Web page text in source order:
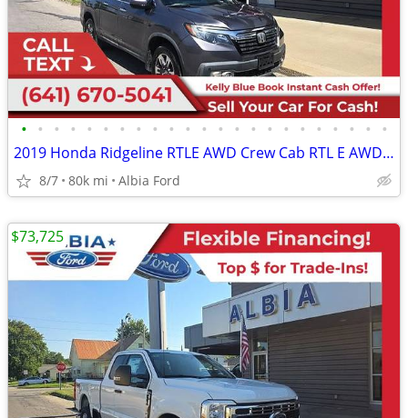
• • • • • • • • • • • • • • • • • • • • • • •
2019 Honda Ridgeline RTLE AWD Crew Cab RTL E AWD Crew Cab RTL-E AWD Cr
8/7 80k mi Albia Ford
$73,725